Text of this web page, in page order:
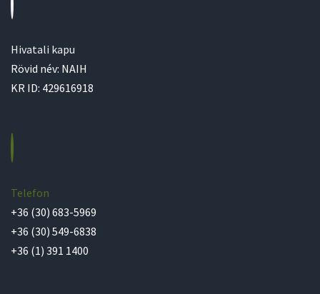
Hivatali kapu
Rövid név: NAIH
KR ID: 429616918
Telefon
+36 (30) 683-5969
+36 (30) 549-6838
+36 (1) 391 1400